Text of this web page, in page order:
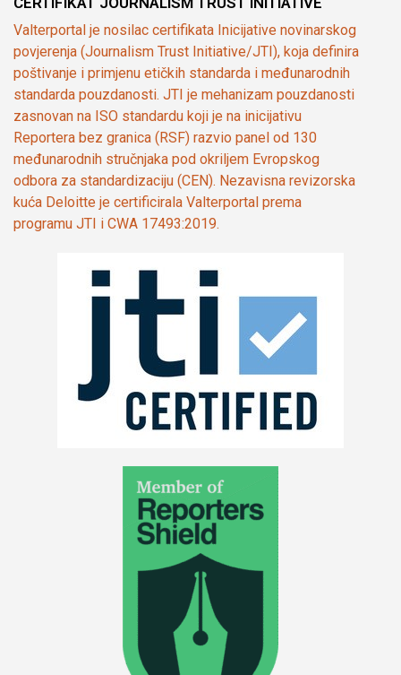
Valterportal je nosilac certifikata Inicijative novinarskog
povjerenja (Journalism Trust Initiative/JTI), koja definira
poštivanje i primjenu etičkih standarda i međunarodnih
standarda pouzdanosti. JTI je mehanizam pouzdanosti
zasnovan na ISO standardu koji je na inicijativu
Reportera bez granica (RSF) razvio panel od 130
međunarodnih stručnjaka pod okriljem Evropskog
odbora za standardizaciju (CEN). Nezavisna revizorska
kuća Deloitte je certificirala Valterportal prema
programu JTI i CWA 17493:2019.